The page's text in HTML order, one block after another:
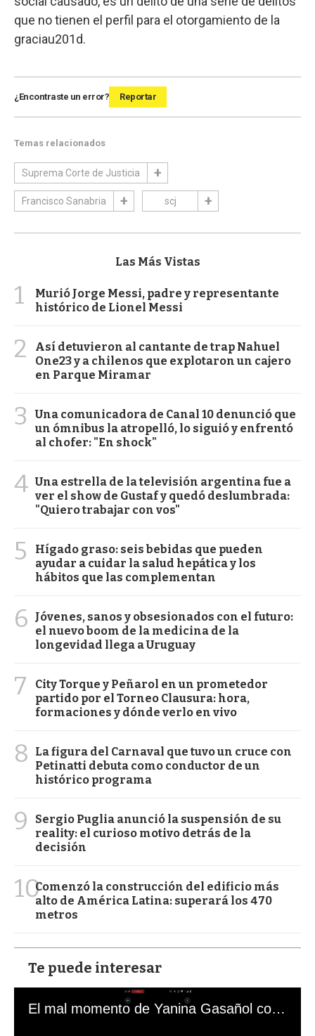
que no tienen el perfil para el otorgamiento de la
graciau201d.
¿Encontraste un error? Reportar
Temas relacionados
Suprema Corte de Justicia
Francisco Sanabria scj
Las Más Vistas
1
Murió Jorge Messi, padre y representante
histórico de Lionel Messi
2
Así detuvieron al cantante de trap Nahuel
One23 y a chilenos que explotaron un cajero
en Parque Miramar
3
Una comunicadora de Canal 10 denunció que
un ómnibus la atropelló, lo siguió y enfrentó
al chofer: "En shock"
4 Una estrella de la televisión argentina fue a
ver el show de Gustaf y quedó deslumbrada:
"Quiero trabajar con vos"
5
Hígado graso: seis bebidas que pueden
ayudar a cuidar la salud hepática y los
hábitos que las complementan
6
Jóvenes, sanos y obsesionados con el futuro:
el nuevo boom de la medicina de la
longevidad llega a Uruguay
7
City Torque y Peñarol en un prometedor
partido por el Torneo Clausura: hora,
formaciones y dónde verlo en vivo
8
La figura del Carnaval que tuvo un cruce con
Petinatti debuta como conductor de un
histórico programa
9
Sergio Puglia anunció la suspensión de su
reality: el curioso motivo detrás de la
decisión
10Comenzó la construcción del edificio más
alto de América Latina: superará los 470
metros
Te puede interesar
El mal momento de Yanina Gasañol con un hincha argentino en "Subrayado"